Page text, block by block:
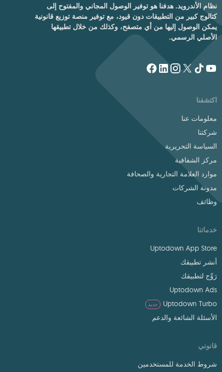
نظام الأندرويد. هدفنا هو توفير الوصول المجاني والمفتوح إلى
كتالوج كبير من التطبيقات دون قيود، مع توفير منصة توزيع قانونية
يمكن الوصول إليها من أي متصفح، وكذلك من خلال تطبيقها
الأصلي الرسمي.
اكتشفنا
معلومات عنا
شركتنا
السياسة التحريرية
مركز الشفافية
موارد العلامة التجارية والصحافة
مدونة الشركات
وظائف
خدماتنا
Uptodown App Store
أنشر تطبيقك
رَوِّج لتطبيقك
Uptodown Ads
Uptodown Turbo
جديد
الأسئلة الشائعة والدعم
قانوني
شروط الخدمة للمستخدمين